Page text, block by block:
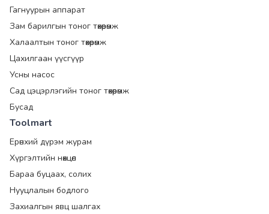
Гагнуурын аппарат
Зам барилгын тоног төхөөрөмж
Халаалтын тоног төхөөрөмж
Цахилгаан үүсгүүр
Усны насос
Сад цэцэрлэгийн тоног төхөөрөмж
Бусад
Toolmart
Ерөнхий дүрэм журам
Хүргэлтийн нөхцөл
Бараа буцаах, солих
Нууцлалын бодлого
Захиалгын явц шалгах